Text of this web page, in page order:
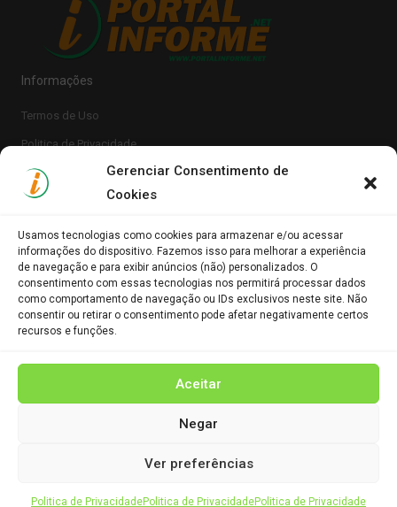
Gerenciar Consentimento de
Cookies
Usamos tecnologias como cookies para armazenar e/ou acessar
informações do dispositivo. Fazemos isso para melhorar a experiência
de navegação e para exibir anúncios (não) personalizados. O
consentimento com essas tecnologias nos permitirá processar dados
como comportamento de navegação ou IDs exclusivos neste site. Não
consentir ou retirar o consentimento pode afetar negativamente certos
recursos e funções.
Aceitar
Negar
Ver preferências
Politica de PrivacidadePolitica de PrivacidadePolitica de Privacidade
Informações
Termos de Uso
Politica de Privacidade
Portal Informe.Net
Clique para aceitar os cookies marketing e
ativar este conteúdo
© 2023 PORTAL INFORME.NET. Todos os direitos reservados.